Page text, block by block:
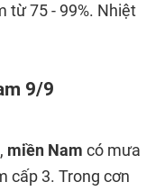
từ 75 - 99%. Nhiệt
9/9
, miền Nam có mưa
cấp 3. Trong cơn